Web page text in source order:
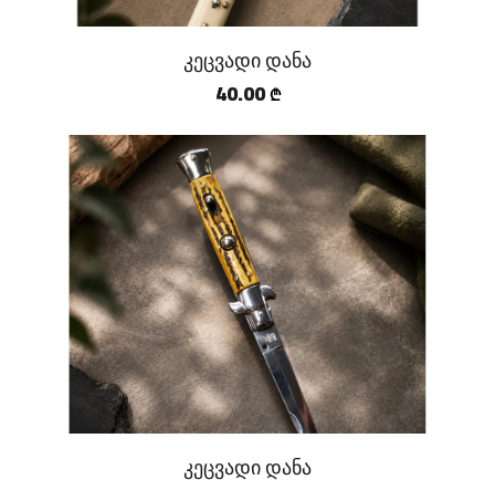
კეცვადი დანა
40.00 ₾
კეცვადი დანა